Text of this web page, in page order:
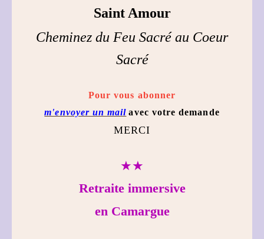
Saint Amour
Cheminez du Feu Sacré au Coeur
Sacré
Pour vous abonner
m'envoyer un mail avec votre demande
MERCI
★★
Retraite immersive
en Camargue